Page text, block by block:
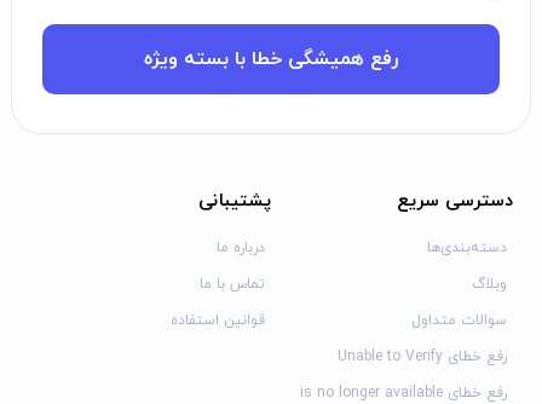
رفع همیشگی خطا با بسته ویژه
دسترسی سریع
دسته‌بندی‌ها
وبلاگ
سوالات متداول
رفع خطای Unable to Verify
رفع خطای is no longer available
پشتیبانی
درباره ما
تماس با ما
قوانین استفاده